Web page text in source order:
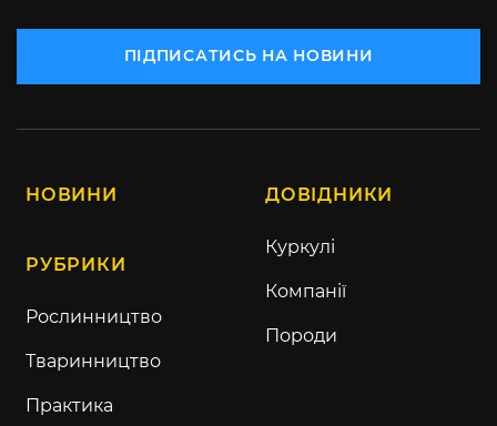
ПІДПИСАТИСЬ НА НОВИНИ
НОВИНИ
РУБРИКИ
Рослинництво
Тваринництво
Практика
ДОВІДНИКИ
Куркулі
Компанії
Породи